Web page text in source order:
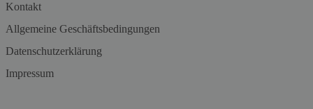
Kontakt
Allgemeine Geschäftsbedingungen
Datenschutzerklärung
Impressum